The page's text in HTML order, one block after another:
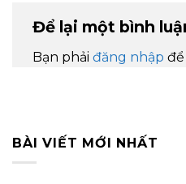
Để lại một bình
Bạn phải đăng nhập
BÀI VIẾT MỚI NHẤT